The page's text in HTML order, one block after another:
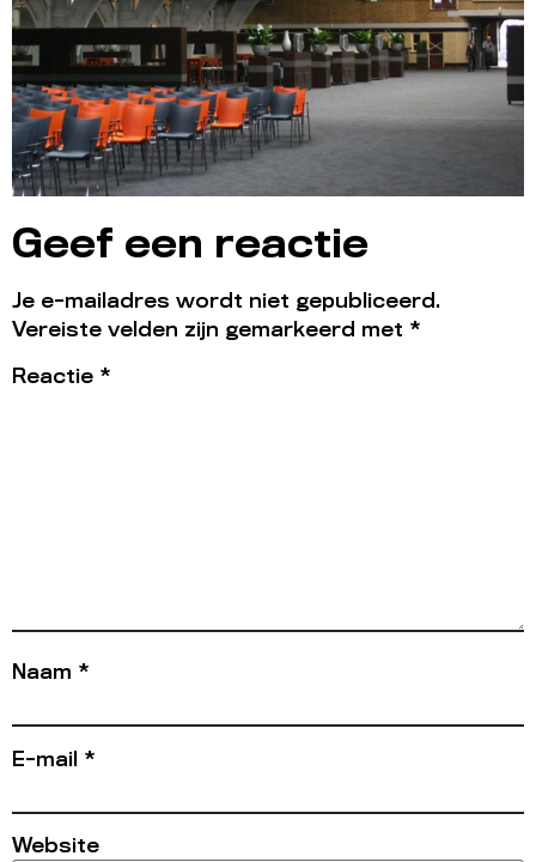
Geef een reactie
Je e-mailadres wordt niet gepubliceerd.
Vereiste velden zijn gemarkeerd met *
Reactie *
Naam *
E-mail *
Website